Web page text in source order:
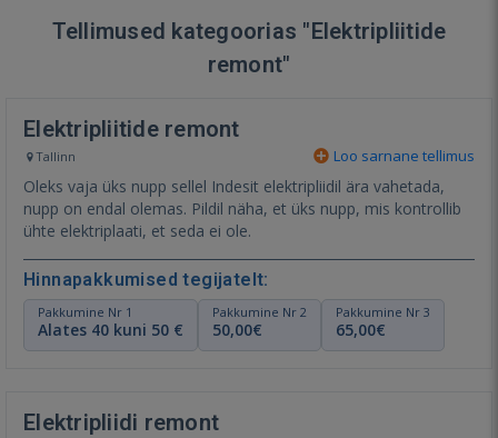
Tellimused kategoorias "Elektripliitide
remont"
Elektripliitide remont
Tallinn Loo sarnane tellimus
Oleks vaja üks nupp sellel Indesit elektripliidil ära vahetada,
nupp on endal olemas. Pildil näha, et üks nupp, mis kontrollib
ühte elektriplaati, et seda ei ole.
Hinnapakkumised tegijatelt:
Pakkumine Nr 1
Alates 40 kuni 50 €
Pakkumine Nr 2
50,00€
Pakkumine Nr 3
65,00€
Elektripliidi remont